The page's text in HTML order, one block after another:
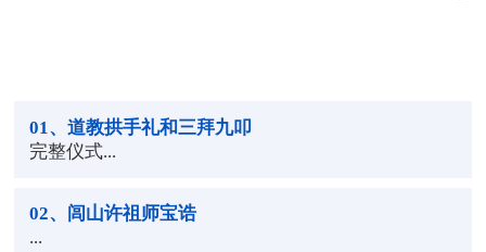
01 、道教拱手礼和三拜九叩
完整仪式...
02、闾山许祖师宝诰
...